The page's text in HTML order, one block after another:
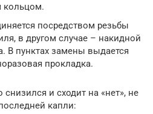
кольцом.
посредством резьбы
в другом случае – накидной
В пунктах замены выдается
прокладка.
и сходит на «нет», не
капли: